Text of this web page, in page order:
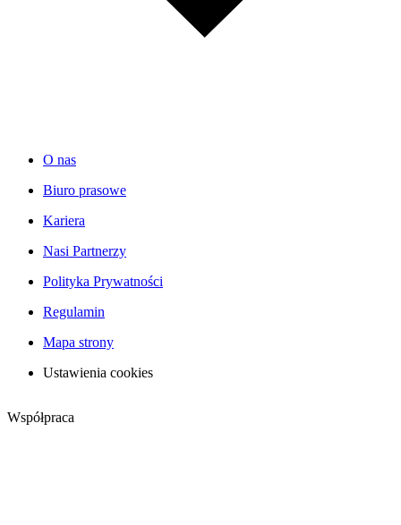
O nas
Biuro prasowe
Kariera
Nasi Partnerzy
Polityka Prywatności
Regulamin
Mapa strony
Ustawienia cookies
Współpraca